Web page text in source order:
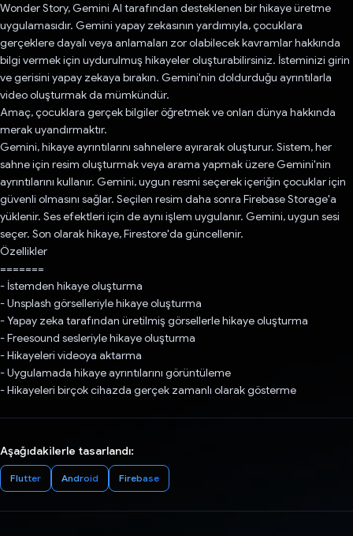
Wonder Story, Gemini AI tarafından desteklenen bir hikaye üretme
uygulamasıdır. Gemini yapay zekasının yardımıyla, çocuklara
gerçeklere dayalı veya anlamaları zor olabilecek kavramlar hakkında
bilgi vermek için uydurulmuş hikayeler oluşturabilirsiniz. İsteminizi girin
ve gerisini yapay zekaya bırakın. Gemini'nin doldurduğu ayrıntılarla
video oluşturmak da mümkündür.
Amaç, çocuklara gerçek bilgiler öğretmek ve onları dünya hakkında
merak uyandırmaktır.
Gemini, hikaye ayrıntılarını sahnelere ayırarak oluşturur. Sistem, her
sahne için resim oluşturmak veya arama yapmak üzere Gemini'nin
ayrıntılarını kullanır. Gemini, uygun resmi seçerek içeriğin çocuklar için
güvenli olmasını sağlar. Seçilen resim daha sonra Firebase Storage'a
yüklenir. Ses efektleri için de aynı işlem uygulanır. Gemini, uygun sesi
seçer. Son olarak hikaye, Firestore'da güncellenir.
Özellikler
=======
- İstemden hikaye oluşturma
- Unsplash görselleriyle hikaye oluşturma
- Yapay zeka tarafından üretilmiş görsellerle hikaye oluşturma
- Freesound sesleriyle hikaye oluşturma
- Hikayeleri videoya aktarma
- Uygulamada hikaye ayrıntılarını görüntüleme
- Hikayeleri birçok cihazda gerçek zamanlı olarak gösterme
Aşağıdakilerle tasarlandı:
Flutter Android Firebase